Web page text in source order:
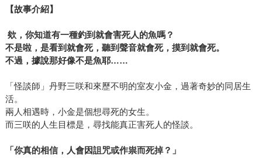
【故事介紹】
欸，你知道有一種釣到就會害死人的魚嗎？
不是啦，是看到就會死，聽到聲音就會死，摸到就會死。
不過，據說那好像不是魚耶……
「怪談師」丹野三咲和來歷不明的室友小金，過著奇妙的同居生
活。
兩人相遇時，小金是個想尋死的女生。
而三咲的人生目標是，尋找能真正害死人的怪談。
「你真的相信，人會因詛咒或作祟而死掉？」